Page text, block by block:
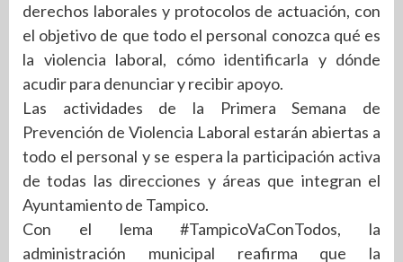
derechos laborales y protocolos de actuación, con
el objetivo de que todo el personal conozca qué es
la violencia laboral, cómo identificarla y dónde
acudir para denunciar y recibir apoyo.
Las actividades de la Primera Semana de
Prevención de Violencia Laboral estarán abiertas a
todo el personal y se espera la participación activa
de todas las direcciones y áreas que integran el
Ayuntamiento de Tampico.
Con el lema #TampicoVaConTodos, la
administración municipal reafirma que la